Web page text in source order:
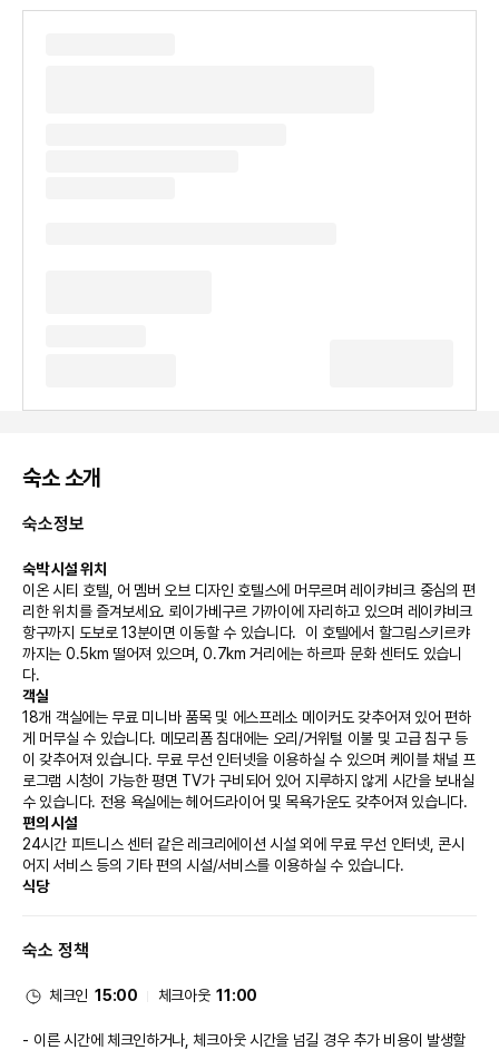
숙소 소개
숙소정보
숙박 시설 위치
이온 시티 호텔, 어 멤버 오브 디자인 호텔스에 머무르며 레이캬비크 중심의 편
리한 위치를 즐겨보세요. 뢰이가베구르 가까이에 자리하고 있으며 레이캬비크
항구까지 도보로 13분이면 이동할 수 있습니다.  이 호텔에서 할그림스키르캬
까지는 0.5km 떨어져 있으며, 0.7km 거리에는 하르파 문화 센터도 있습니
다.
객실
18개 객실에는 무료 미니바 품목 및 에스프레소 메이커도 갖추어져 있어 편하
게 머무실 수 있습니다. 메모리폼 침대에는 오리/거위털 이불 및 고급 침구 등
이 갖추어져 있습니다. 무료 무선 인터넷을 이용하실 수 있으며 케이블 채널 프
로그램 시청이 가능한 평면 TV가 구비되어 있어 지루하지 않게 시간을 보내실
수 있습니다. 전용 욕실에는 헤어드라이어 및 목욕가운도 갖추어져 있습니다.
편의 시설
24시간 피트니스 센터 같은 레크리에이션 시설 외에 무료 무선 인터넷, 콘시
어지 서비스 등의 기타 편의 시설/서비스를 이용하실 수 있습니다.
식당
을 해소하실 수 있어요.
대표적인 편의 시설과 서비스로는 간편 체크아웃, 드라이클리닝/세탁 서비스,
숙소 정책
체크인 15:00 체크아웃 11:00
이른 시간에 체크인하거나, 체크아웃 시간을 넘길 경우 추가 비용이 발생할